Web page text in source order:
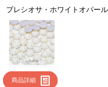
プレシオサ・ホワイトオパー
商品詳細